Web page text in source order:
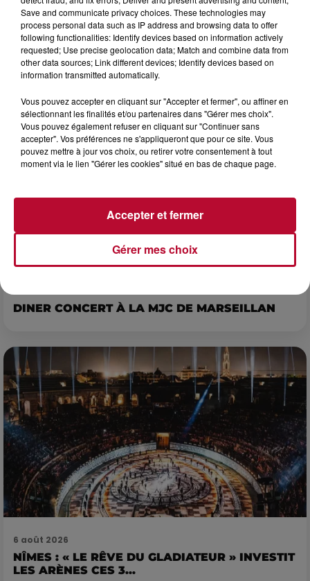
NOS IDÉES DE SORTIE POUR CE WEEK-END
Comme tous les vendredis, voici une petite sélection des
rendez-vous à ne pas manquer dans le coin. Que vous ayez
envie de voyager à l'autre bout du monde,...
DINER CONCERT À LA MJC DE MARSEILLAN
6 août 2026
NÎMES : « LE RÊVE DU GLADIATEUR » INVESTIT
LES ARÈNES CES 3...
Save and communicate privacy choices. These technologies may
process personal data such as IP address and browsing data to offer
following functionalities: Identify devices based on information actively
requested; Use precise geolocation data; Match and combine data from
other data sources; Link different devices; Identify devices based on
information transmitted automatically.
Vous pouvez accepter en cliquant sur "Accepter et fermer", ou affiner en
sélectionnant les finalités et/ou partenaires dans "Gérer mes choix".
Vous pouvez également refuser en cliquant sur "Continuer sans
accepter". Vos préférences ne s'appliqueront que pour ce site. Vous
pouvez mettre à jour vos choix, ou retirer votre consentement à tout
moment via le lien "Gérer les cookies" situé en bas de chaque page.
Gérer mes choix
Accepter et fermer